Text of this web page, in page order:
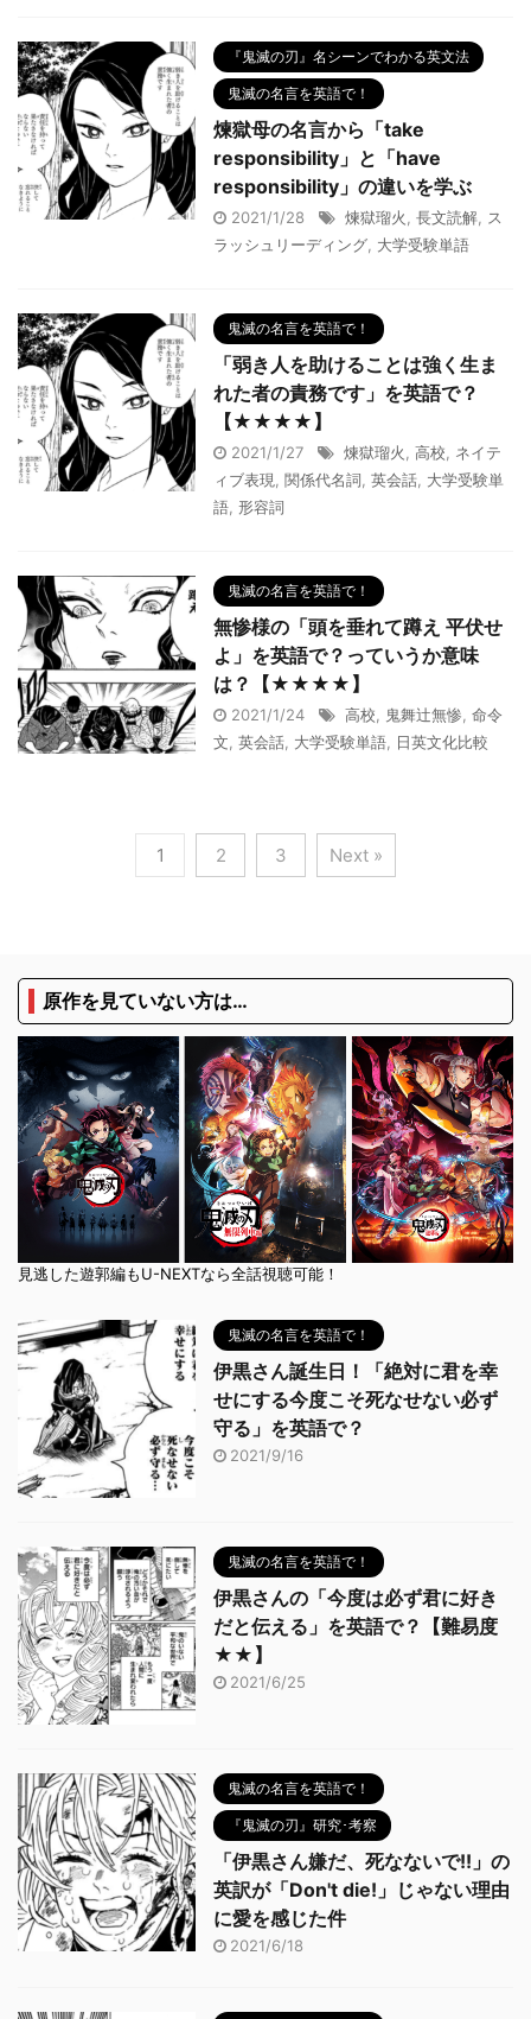
『鬼滅の刃』名シーンでわかる英文法
鬼滅の名言を英語で！
煉獄母の名言から「take
responsibility」と「have
responsibility」の違いを学ぶ
2021/1/28 煉獄瑠火 長文読解
ス
ラッシュリーディング 大学受験単語
鬼滅の名言を英語で！
「弱き人を助けることは強く生ま
れた者の責務です」を英語で？
【★★★★】
2021/1/27 煉獄瑠火 高校
ネイテ
ィブ表現
関係代名詞 英会話 大学受験単
語 形容詞
鬼滅の名言を英語で！
無惨様の「頭を垂れて蹲え 平伏せ
よ」を英語で？っていうか意味
は？【★★★★】
2021/1/24 高校 鬼舞辻無惨 命令
文 英会話 大学受験単語 日英文化比較
1 2 3 Next »
原作を見ていない方は…
見逃した遊郭編もU-NEXTなら全話視聴可能！
鬼滅の名言を英語で！
伊黒さん誕生日！「絶対に君を幸
せにする今度こそ死なせない必ず
守る」を英語で？
2021/9/16
鬼滅の名言を英語で！
伊黒さんの「今度は必ず君に好き
だと伝える」を英語で？【難易度
★★】
2021/6/25
鬼滅の名言を英語で！
『鬼滅の刃』研究･考察
「伊黒さん嫌だ、死なないで!!」の
英訳が「Don't die!」じゃない理由
に愛を感じた件
2021/6/18